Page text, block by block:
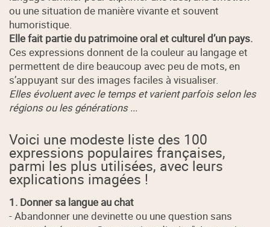
ou une situation de manière vivante et souvent
humoristique.
Elle fait partie du patrimoine oral et culturel d’un pays.
Ces expressions donnent de la couleur au langage et
permettent de dire beaucoup avec peu de mots, en
s’appuyant sur des images faciles à visualiser.
Elles évoluent avec le temps et varient parfois selon les
régions ou les générations ...
Voici une modeste liste des 100
expressions populaires françaises,
parmi les plus utilisées, avec leurs
explications imagées !
1. Donner sa langue au chat
- Abandonner une devinette ou une question sans